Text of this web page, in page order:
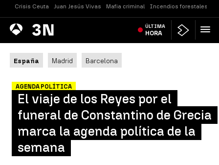
Crisis Ceuta Juan Jesús Vivas Mafia criminal Incendios forestales
Antena
3 Noticias ÚLTIMA
HORA
España Madrid Barcelona
AGENDA POLÍTICA
El viaje de los Reyes por el
funeral de Constantino de Grecia
marca la agenda política de la
semana